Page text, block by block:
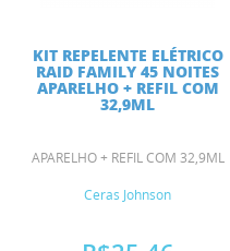
KIT REPELENTE ELÉTRICO
RAID FAMILY 45 NOITES
APARELHO + REFIL COM
32,9ML
APARELHO + REFIL COM 32,9ML
Ceras Johnson